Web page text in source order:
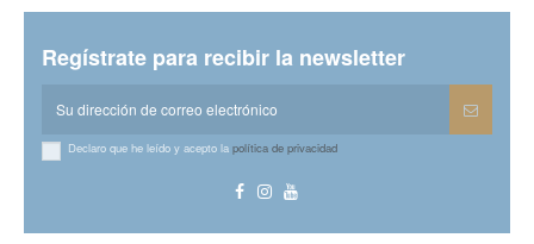
Regístrate para recibir la newsletter
Declaro que he leído y acepto la política de privacidad